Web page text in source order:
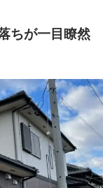
ちが一目瞭然